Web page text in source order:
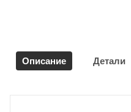
г.
(2002-
Описание Детали